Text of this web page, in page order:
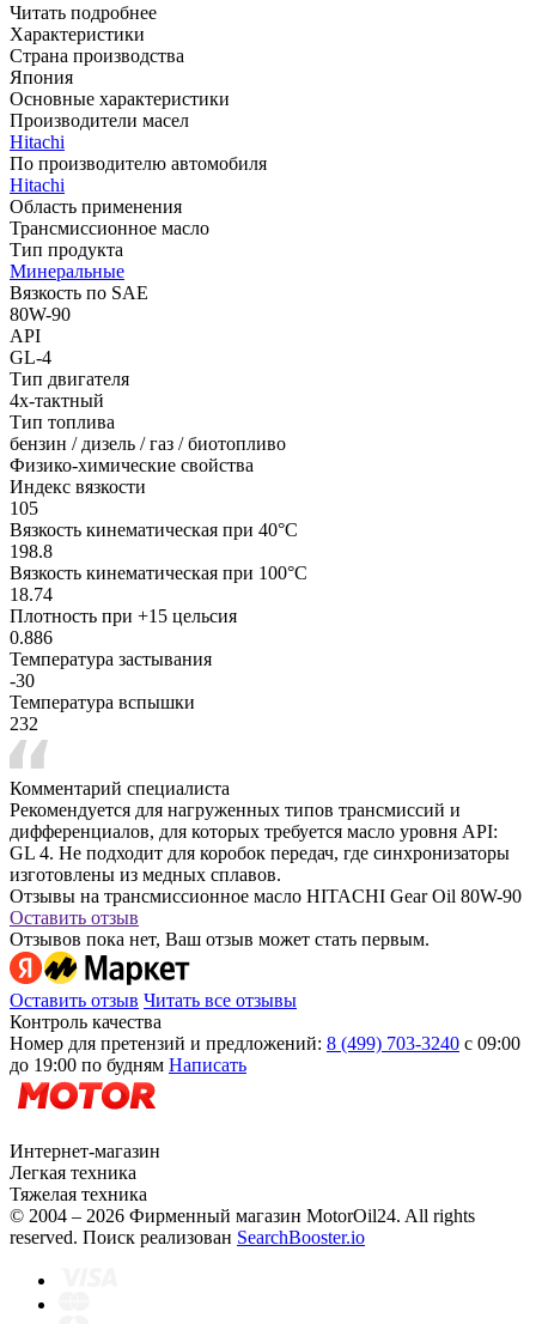
Читать подробнее
Характеристики
Страна производства
Япония
Основные характеристики
Производители масел
Hitachi
По производителю автомобиля
Hitachi
Область применения
Трансмиссионное масло
Тип продукта
Минеральные
Вязкость по SAE
80W-90
API
GL-4
Тип двигателя
4х-тактный
Тип топлива
бензин / дизель / газ / биотопливо
Физико-химические свойства
Индекс вязкости
105
Вязкость кинематическая при 40°С
198.8
Вязкость кинематическая при 100°С
18.74
Плотность при +15 цельсия
0.886
Температура застывания
-30
Температура вспышки
232
Комментарий специалиста
Рекомендуется для нагруженных типов трансмиссий и
дифференциалов, для которых требуется масло уровня API:
GL 4. Не подходит для коробок передач, где синхронизаторы
изготовлены из медных сплавов.
Отзывы на трансмиссионное масло HITACHI Gear Oil 80W-90
Оставить отзыв
Отзывов пока нет, Ваш отзыв может стать первым.
Оставить отзыв Читать все отзывы
Контроль качества
Номер для претензий и предложений: 8 (499) 703-3240 с 09:00
до 19:00 по будням Написать
Интернет-магазин
Легкая техника
Тяжелая техника
© 2004 – 2026 Фирменный магазин MotorOil24. All rights
reserved. Поиск реализован SearchBooster.io